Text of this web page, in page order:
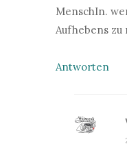
MenschIn.
Aufhebens
Antworten